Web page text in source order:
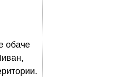
обаче